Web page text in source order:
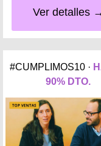
Ver detalles
#CUMPLIMOS10 ·
90% DTO.